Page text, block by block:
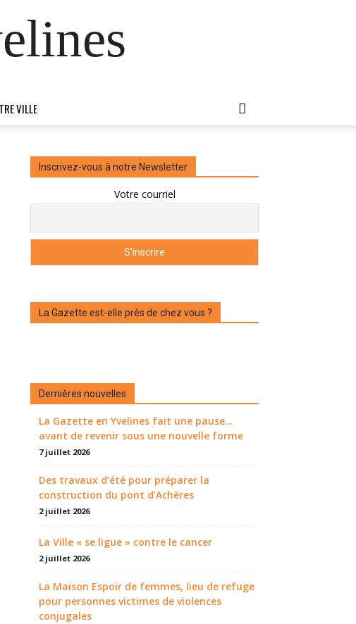
VILLE
Inscrivez-vous à notre Newsletter
Votre courriel
La Gazette est-elle près de chez vous ?
Dernières nouvelles
La Gazette en Yvelines fait une pause...
avant de revenir sous une nouvelle forme
7 juillet 2026
Des travaux d’été pour préparer la
construction du pont d’Achères
2 juillet 2026
La Ville « se ligue » contre le cancer
2 juillet 2026
La Maison Espoir de femmes, lieu de refuge
pour personnes victimes de violences
conjugales